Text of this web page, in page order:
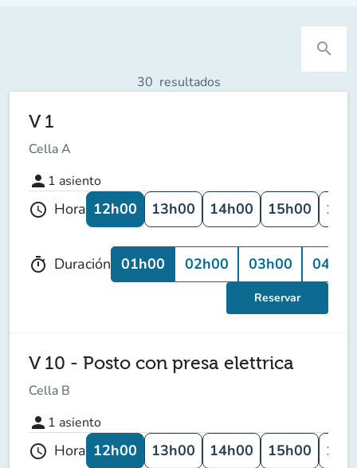
search
30 resultados
V 1
Cella A
person 1 asiento
schedule Hora 12h00 13h00 14h00 15h00
timer Duración 01h00 02h00 03h00 04h00
Reservar
V 10 - Posto con presa elettrica
Cella B
person 1 asiento
schedule Hora 12h00 13h00 14h00 15h00